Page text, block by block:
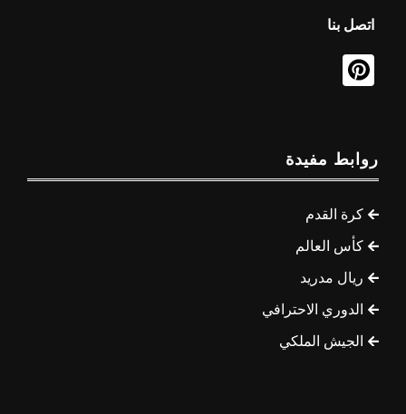
اتصل بنا
روابط مفيدة
كرة القدم
كأس العالم
ريال مدريد
الدوري الاحترافي
الجيش الملكي